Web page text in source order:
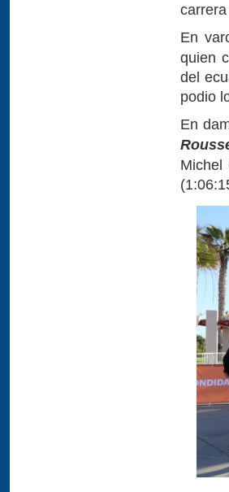
En
quien
del
podio
En
Michel